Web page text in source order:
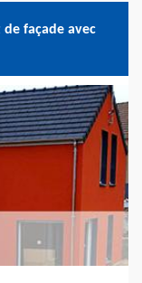
façade avec